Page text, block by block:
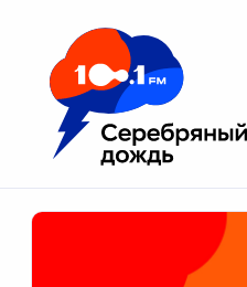
Москва 100.1 FM
Апатиты